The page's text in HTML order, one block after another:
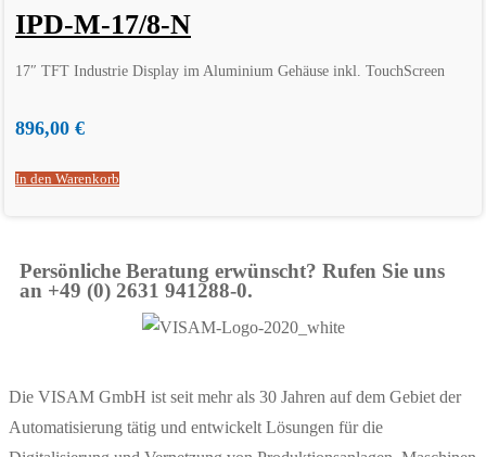
IPD-M-17/8-N
17″ TFT Industrie Display im Aluminium Gehäuse inkl. TouchScreen
896,00 €
In den Warenkorb
Persönliche Beratung erwünscht? Rufen Sie uns
an +49 (0) 2631 941288-0.
Die VISAM GmbH ist seit mehr als 30 Jahren auf dem Gebiet der
Automatisierung tätig und entwickelt Lösungen für die